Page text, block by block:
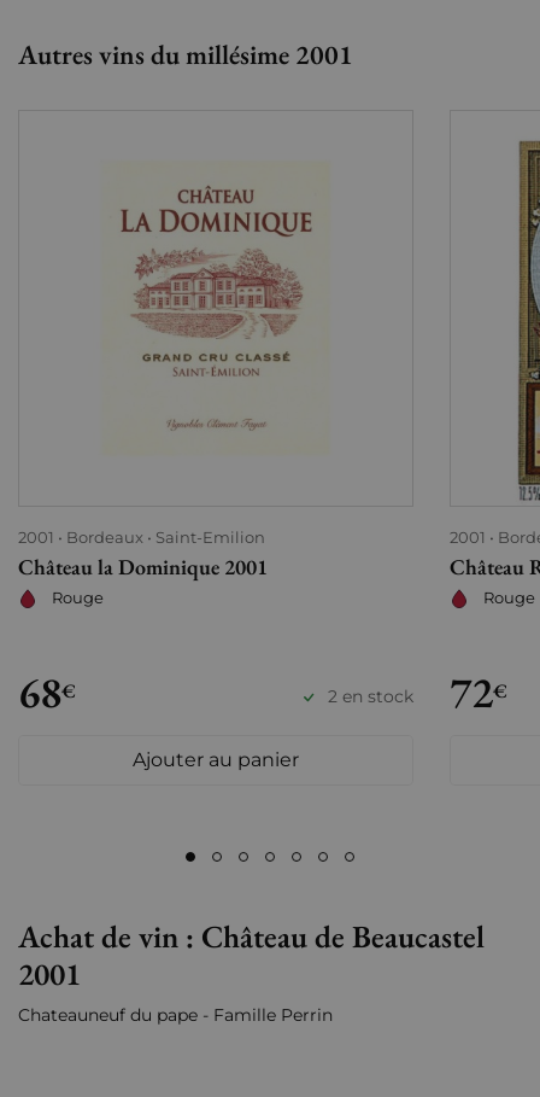
Autres vins du millésime 2001
2001 Bordeaux Saint-Emilion
Château la Dominique 2001
Rouge
68€ 2 en stock
Ajouter au panier
2001
Château
Rouge
72€
Achat de vin : Château de Beaucastel
2001
Chateauneuf du pape - Famille Perrin